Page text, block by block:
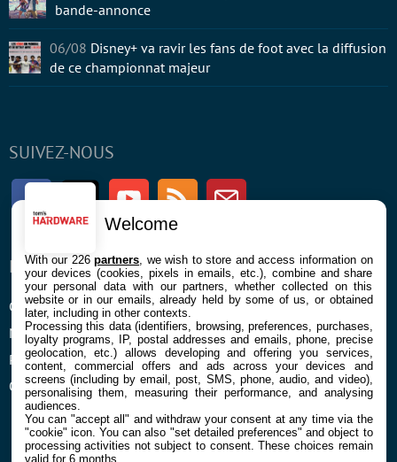
SUIVEZ-NOUS
FacebookTwitter Youtube RSS Newsletter
ENTREPRISE
Confidentialité et Cookies
Mentions légales et CGU
Préférences Cookies
Qui sommes nous
À PROPOS
Contact
bande-annonce
06/08 Disney+ va ravir les fans de foot avec la diffusion
de ce championnat majeur
Welcome
With our 226partners , we wish to store and access information on
your devices (cookies, pixels in emails, etc.), combine and share
your personal data with our partners, whether collected on this
website or in our emails, already held by some of us, or obtained
later, including in other contexts.
Processing this data (identifiers, browsing, preferences, purchases,
loyalty programs, IP, postal addresses and emails, phone, precise
geolocation, etc.) allows developing and offering you services,
content, commercial offers and ads across your devices and
screens (including by email, post, SMS, phone, audio, and video),
personalising them, measuring their performance, and analysing
audiences.
You can "accept all" and withdraw your consent at any time via the
"cookie" icon. You can also "set detailed preferences" and object to
processing activities not subject to consent. These choices remain
valid for 6 months.